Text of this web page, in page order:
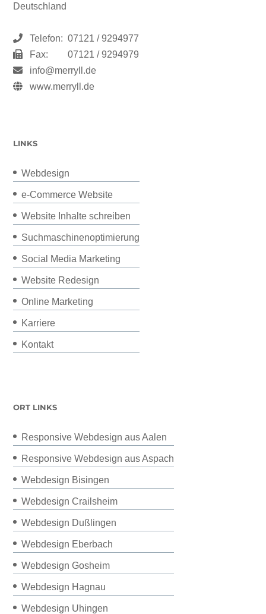
Deutschland
Telefon: 07121 / 9294977
Fax:
07121 / 9294979
info@merryll.de
www.merryll.de
LINKS
Webdesign
e-Commerce Website
Website Inhalte schreiben
Suchmaschinenoptimierung
Social Media Marketing
Website Redesign
Online Marketing
Karriere
Kontakt
ORT LINKS
Responsive Webdesign aus Aalen
Responsive Webdesign aus Aspach
Webdesign Bisingen
Webdesign Crailsheim
Webdesign Dußlingen
Webdesign Eberbach
Webdesign Gosheim
Webdesign Hagnau
Webdesign Uhingen